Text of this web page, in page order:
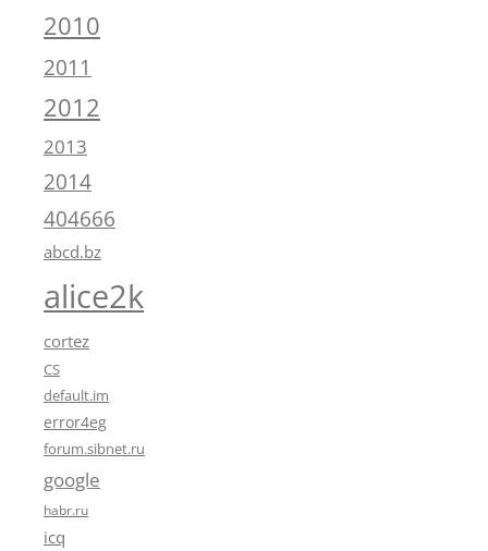
2010
2011
2012
2013
2014
404666
abcd.bz
alice2k
cortez
CS
default.im
error4eg
forum.sibnet.ru
google
habr.ru
icq